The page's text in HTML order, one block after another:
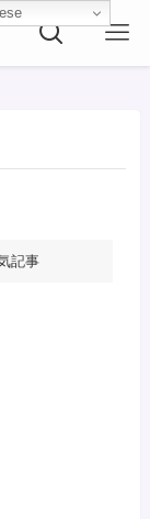
記事